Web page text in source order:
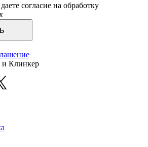
согласие на обработку
и Клинкер